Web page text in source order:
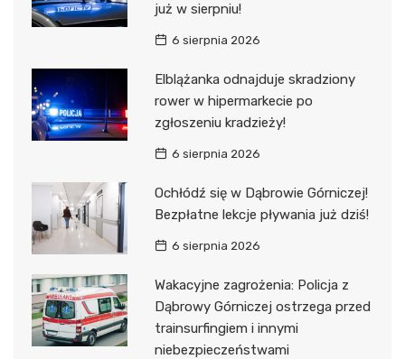
już w sierpniu!
6 sierpnia 2026
Elblążanka odnajduje skradziony
rower w hipermarkecie po
zgłoszeniu kradzieży!
6 sierpnia 2026
Ochłódź się w Dąbrowie Górniczej!
Bezpłatne lekcje pływania już dziś!
6 sierpnia 2026
Wakacyjne zagrożenia: Policja z
Dąbrowy Górniczej ostrzega przed
trainsurfingiem i innymi
niebezpieczeństwami